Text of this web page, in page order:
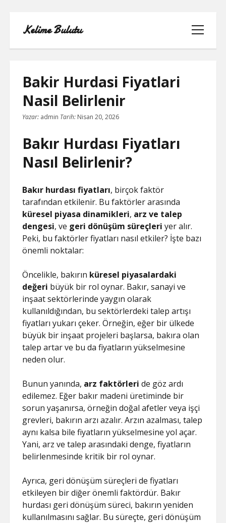
Kelime Bulutu
menüyü
aç
FACEBOOK BEĞENI KASMA ŞIFRESIZ
SAYFA LISTESI
YOUTUBE 1 MILYON TAKIPÇI NE
KADAR PARA ALIYOR
Bakir Hurdasi Fiyatlari
Nasil Belirlenir
Yazar: admin Tarih: Nisan 20, 2026
Bakır Hurdası Fiyatları
Nasıl Belirlenir?
Bakır hurdası fiyatları, birçok faktör
tarafından etkilenir. Bu faktörler arasında
küresel piyasa dinamikleri, arz ve talep
dengesi, ve geri dönüşüm süreçleri yer alır.
Peki, bu faktörler fiyatları nasıl etkiler? İşte bazı
önemli noktalar:
Öncelikle, bakırın küresel piyasalardaki
değeri büyük bir rol oynar. Bakır, sanayi ve
inşaat sektörlerinde yaygın olarak
kullanıldığından, bu sektörlerdeki talep artışı
fiyatları yukarı çeker. Örneğin, eğer bir ülkede
büyük bir inşaat projeleri başlarsa, bakıra olan
talep artar ve bu da fiyatların yükselmesine
neden olur.
Bunun yanında, arz faktörleri de göz ardı
edilemez. Eğer bakır madeni üretiminde bir
sorun yaşanırsa, örneğin doğal afetler veya işçi
grevleri, bakırın arzı azalır. Arzın azalması, talep
aynı kalsa bile fiyatların yükselmesine yol açar.
Yani, arz ve talep arasındaki denge, fiyatların
belirlenmesinde kritik bir rol oynar.
Ayrıca, geri dönüşüm süreçleri de fiyatları
etkileyen bir diğer önemli faktördür. Bakır
hurdası geri dönüşüm süreci, bakırın yeniden
kullanılmasını sağlar. Bu süreçte, geri dönüşüm